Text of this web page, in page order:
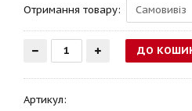
Отримання товару:
Артикул: